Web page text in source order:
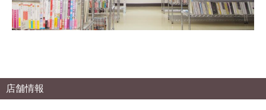
店舗情報